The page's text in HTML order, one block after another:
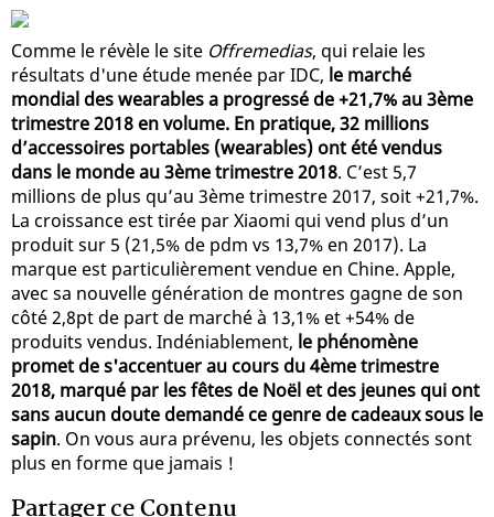
Comme le révèle le site Offremedias, qui relaie les
résultats d'une étude menée par IDC, le marché
mondial des wearables a progressé de +21,7% au 3ème
trimestre 2018 en volume. En pratique, 32 millions
d’accessoires portables (wearables) ont été vendus
dans le monde au 3ème trimestre 2018. C’est 5,7
millions de plus qu’au 3ème trimestre 2017, soit +21,7%.
La croissance est tirée par Xiaomi qui vend plus d’un
produit sur 5 (21,5% de pdm vs 13,7% en 2017). La
marque est particulièrement vendue en Chine. Apple,
avec sa nouvelle génération de montres gagne de son
côté 2,8pt de part de marché à 13,1% et +54% de
produits vendus. Indéniablement, le phénomène
promet de s'accentuer au cours du 4ème trimestre
2018, marqué par les fêtes de Noël et des jeunes qui ont
sans aucun doute demandé ce genre de cadeaux sous le
sapin. On vous aura prévenu, les objets connectés sont
plus en forme que jamais !
Partager ce Contenu